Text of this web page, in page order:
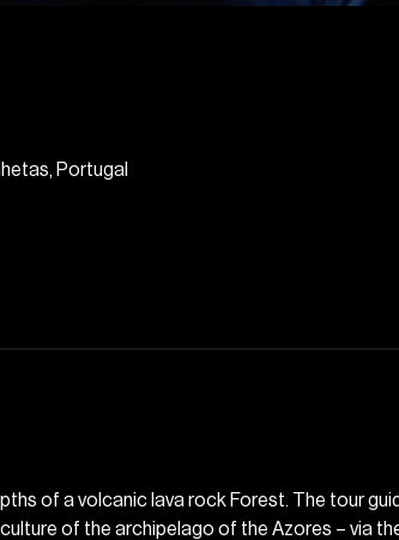
Portugal
of a volcanic lava rock Forest. The tour
of the archipelago of the Azores – via